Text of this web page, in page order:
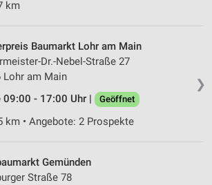
km
❯
Baumarkt Lohr am Main
Dr.-Nebel-Straße 27
Lohr am Main
09:00 - 17:00 Uhr |
Geöffnet
km • Angebote: 2 Prospekte
Gemünden
Straße 78